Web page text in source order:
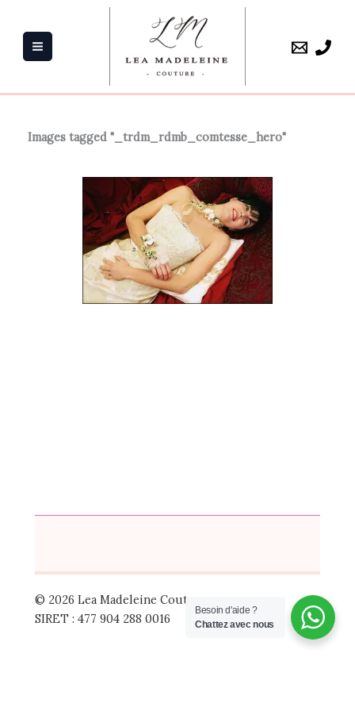
contenu
Images tagged "_trdm_rdmb_comtesse_hero"
© 2026 Lea Madeleine Couture
SIRET : 477 904 288 0016
Besoin d'aide ?
Chattez avec nous